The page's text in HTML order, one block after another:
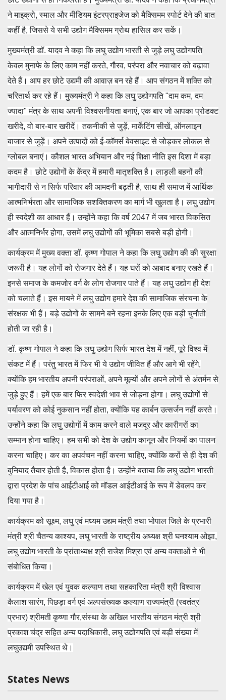
ने माइक्रो, स्माल और मीडियम इंटरप्राइजेज को मैक्सिमम स्पोर्ट देने की बात
कहीं है, जिससे ये सभी उद्योग मैक्सिमम ग्रोथ हासिल कर सकें।
मुख्यमंत्री डॉ. यादव ने कहा कि लघु उद्योग भारती से जुड़े लघु उद्योगपति
केवल मुनाफे के लिए काम नहीं करते, गौरव, परंपरा और नवाचार को बढ़ावा
देते हैं। आप हर छोटे उद्यमी की आवाज़ बन रहे हैं। आप संगठन में शक्ति को
चरितार्थ कर रहे हैं। मुख्यमंत्री ने कहा कि लघु उद्योगपति "दाम कम, दम
ज्यादा" मंत्र के साथ अपनी विश्वसनीयता बनाएं, एक बार जो आपका प्रोडक्ट
खरीदे, वो बार-बार खरीदें। तकनीकी से जुड़ें, मार्केटिंग सीखें, ऑनलाइन
बाजार से जुड़ें। अपने उत्पादों को ई-कॉमर्स बेवसाइट से जोड़कर लोकल से
ग्लोबल बनाएं। कौशल भारत अभियान और नई शिक्षा नीति इस दिशा में बड़ा
कदम है। छोटे उद्योगों के केंद्र में हमारी मातृशक्ति है। लाड़ली बहनों की
भागीदारी से न सिर्फ परिवार की आमदनी बढ़ती है, साथ ही समाज में आर्थिक
आत्मनिर्भरता और सामाजिक सशक्तिकरण का मार्ग भी खुलता है। लघु उद्योग
ही स्वदेशी का आधार हैं। उन्होंने कहा कि वर्ष 2047 में जब भारत विकसित
और आत्मनिर्भर होगा, उसमें लघु उद्योगों की भूमिका सबसे बड़ी होगी।
कार्यक्रम में मुख्य वक्ता डॉ. कृष्ण गोपाल ने कहा कि लघु उद्योग की की सुरक्षा
जरूरी है। यह लोगों को रोजगार देते हैं। यह घरों को आबाद बनाए रखते हैं।
इनसे समाज के कमजोर वर्ग के लोग रोजगार पाते हैं। यह लघु उद्योग ही देश
को चलाते हैं। इस मायने में लघु उद्योग हमारे देश की सामाजिक संरचना के
संरक्षक भी हैं। बड़े उद्योगों के सामने बने रहना इनके लिए एक बड़ी चुनौती
होती जा रही है।
डॉ. कृष्ण गोपाल ने कहा कि लघु उद्योग सिर्फ भारत देश में नहीं, पूरे विश्व में
संकट में हैं। परंतु भारत में फिर भी ये उद्योग जीवित हैं और आगे भी रहेंगे,
क्योंकि हम भारतीय अपनी परंपराओं, अपने मूल्यों और अपने लोगों से अंतर्मन से
जुड़े हुए हैं। हमें एक बार फिर स्वदेशी भाव से जोड़ना होगा। लघु उद्योगों से
पर्यावरण को कोई नुकसान नहीं होता, क्योंकि यह कार्बन उत्सर्जन नहीं करते।
उन्होंने कहा कि लघु उद्योगों में काम करने वाले मजदूर और कारीगरों का
सम्मान होना चाहिए। हम सभी को देश के उद्योग कानून और नियमों का पालन
करना चाहिए। कर का अपवंचन नहीं करना चाहिए, क्योंकि करों से ही देश की
बुनियाद तैयार होती है, विकास होता है। उन्होंने बताया कि लघु उद्योग भारती
द्वारा प्रदेश के पांच आईटीआई को मॉडल आईटीआई के रूप में डेवलप कर
दिया गया है।
कार्यक्रम को सूक्ष्म, लघु एवं मध्यम उद्यम मंत्री तथा भोपाल जिले के प्रभारी
मंत्री श्री चैतन्य काश्यप, लघु भारती के राष्ट्रीय अध्यक्ष श्री घनश्याम ओझा,
लघु उद्योग भारती के प्रांताध्यक्ष श्री राजेश मिश्रा एवं अन्य वक्ताओं ने भी
संबोधित किया।
कार्यक्रम में खेल एवं युवक कल्याण तथा सहकारिता मंत्री श्री विश्वास
कैलाश सारंग, पिछड़ा वर्ग एवं अल्पसंख्यक कल्याण राज्यमंत्री (स्वतंत्र
प्रभार) श्रीमती कृष्णा गौर,संस्था के अखिल भारतीय संगठन मंत्री श्री
प्रकाश चंद्र सहित अन्य पदाधिकारी, लघु उद्योगपति एवं बड़ी संख्या में
लघुउद्यमी उपस्थित थे।
States News